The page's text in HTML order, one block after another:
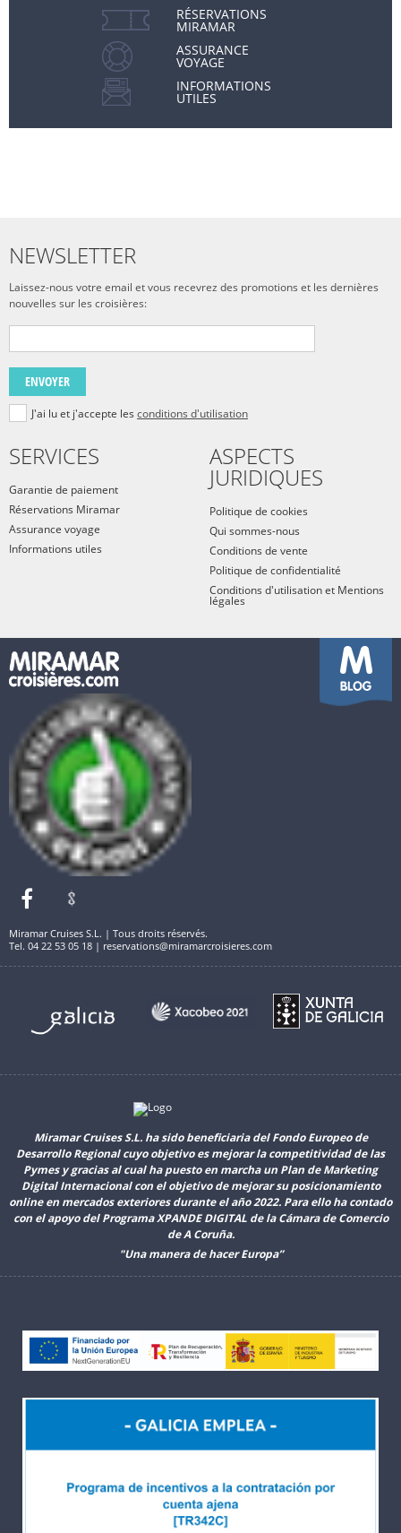
RÉSERVATIONS
MIRAMAR
ASSURANCE
VOYAGE
INFORMATIONS
UTILES
NEWSLETTER
Laissez-nous votre email et vous recevrez des promotions et les dernières
nouvelles sur les croisières:
ENVOYER
J'ai lu et j'accepte les conditions d'utilisation
SERVICES
Garantie de paiement
Réservations Miramar
Assurance voyage
Informations utiles
ASPECTS
JURIDIQUES
Politique de cookies
Qui sommes-nous
Conditions de vente
Politique de confidentialité
Conditions d'utilisation et Mentions
légales
Miramar Cruises S.L. | Tous droits réservés.
Tel. 04 22 53 05 18 | reservations@miramarcroisieres.com
Miramar Cruises S.L. ha sido beneficiaria del Fondo Europeo de
Desarrollo Regional cuyo objetivo es mejorar la competitividad de las
Pymes y gracias al cual ha puesto en marcha un Plan de Marketing
Digital Internacional con el objetivo de mejorar su posicionamiento
online en mercados exteriores durante el año 2022. Para ello ha contado
con el apoyo del Programa XPANDE DIGITAL de la Cámara de Comercio
de A Coruña.
"Una manera de hacer Europa”